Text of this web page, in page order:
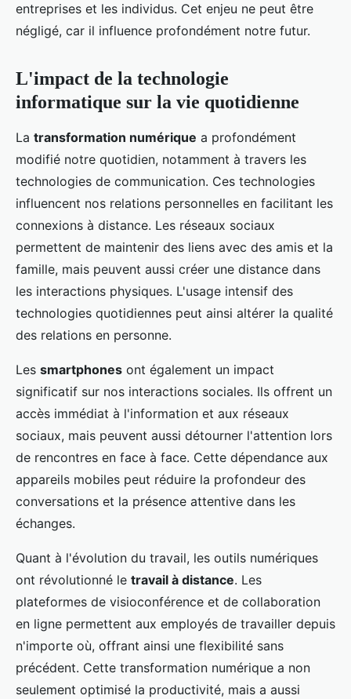
entreprises et les individus. Cet enjeu ne peut être
négligé, car il influence profondément notre futur.
L'impact de la technologie
informatique sur la vie quotidienne
La transformation numérique a profondément
modifié notre quotidien, notamment à travers les
technologies de communication. Ces technologies
influencent nos relations personnelles en facilitant les
connexions à distance. Les réseaux sociaux
permettent de maintenir des liens avec des amis et la
famille, mais peuvent aussi créer une distance dans
les interactions physiques. L'usage intensif des
technologies quotidiennes peut ainsi altérer la qualité
des relations en personne.
Les smartphones ont également un impact
significatif sur nos interactions sociales. Ils offrent un
accès immédiat à l'information et aux réseaux
sociaux, mais peuvent aussi détourner l'attention lors
de rencontres en face à face. Cette dépendance aux
appareils mobiles peut réduire la profondeur des
conversations et la présence attentive dans les
échanges.
Quant à l'évolution du travail, les outils numériques
ont révolutionné le travail à distance. Les
plateformes de visioconférence et de collaboration
en ligne permettent aux employés de travailler depuis
n'importe où, offrant ainsi une flexibilité sans
précédent. Cette transformation numérique a non
seulement optimisé la productivité, mais a aussi